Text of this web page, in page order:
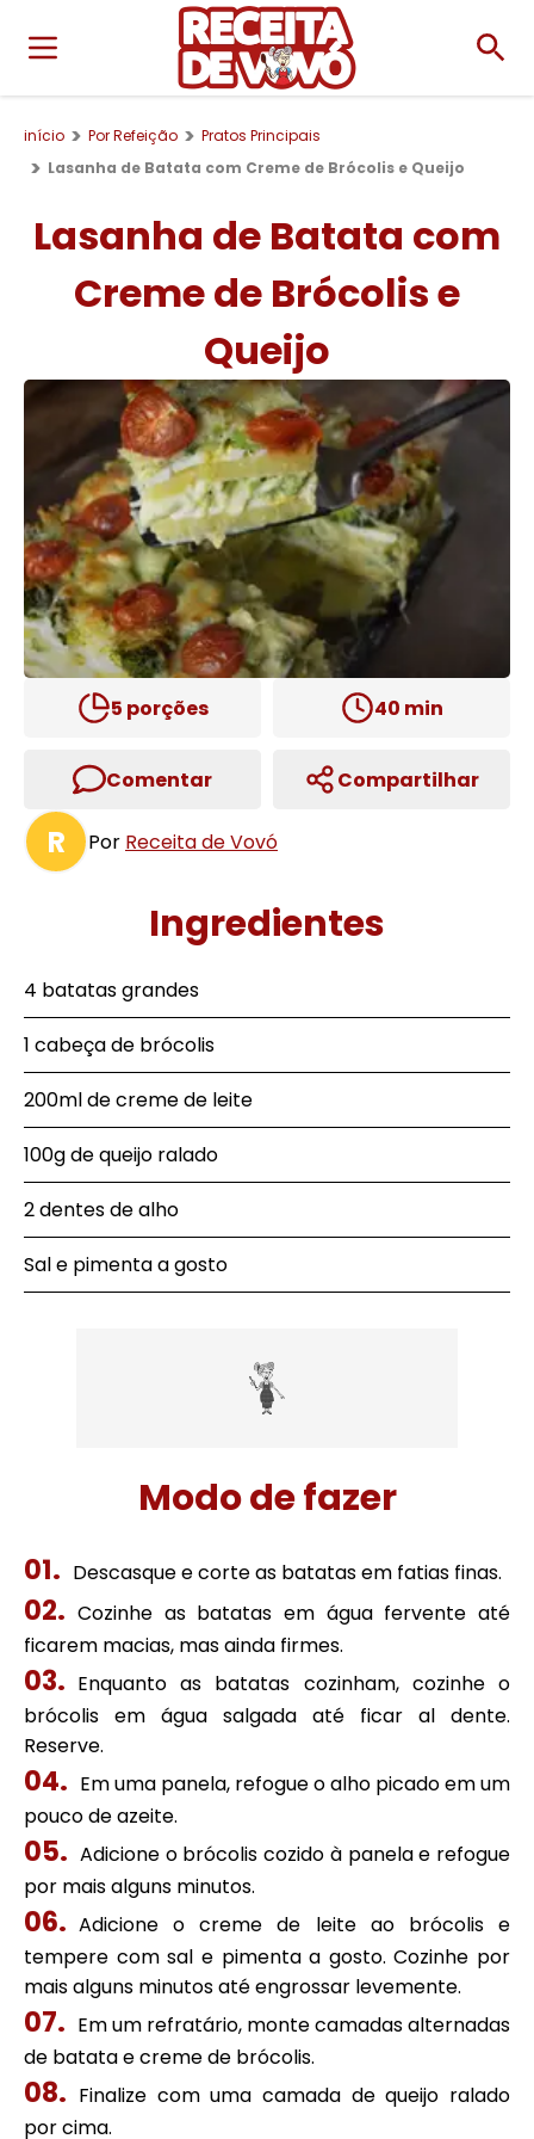
início Por Refeição
Pratos Principais
Lasanha de Batata com Creme de Brócolis e Queijo
Lasanha de Batata com
Creme de Brócolis e
Queijo
5 porções 40 min
Comentar Compartilhar
R Por Receita de Vovó
Ingredientes
4 batatas grandes
1 cabeça de brócolis
200ml de creme de leite
100g de queijo ralado
2 dentes de alho
Sal e pimenta a gosto
Modo de fazer
Descasque e corte as batatas em fatias finas.
Cozinhe as batatas em água fervente até
ficarem macias, mas ainda firmes.
Enquanto as batatas cozinham, cozinhe o
brócolis em água salgada até ficar al dente.
Reserve.
Em uma panela, refogue o alho picado em um
pouco de azeite.
Adicione o brócolis cozido à panela e refogue
por mais alguns minutos.
Adicione o creme de leite ao brócolis e
tempere com sal e pimenta a gosto. Cozinhe por
mais alguns minutos até engrossar levemente.
Em um refratário, monte camadas alternadas
de batata e creme de brócolis.
Finalize com uma camada de queijo ralado
por cima.